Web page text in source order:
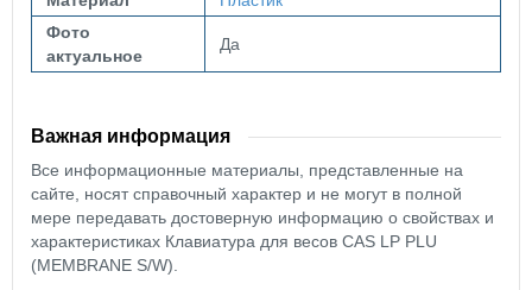
Фото
актуальное
Да
Важная информация
Все информационные материалы, представленные на
сайте, носят справочный характер и не могут в полной
мере передавать достоверную информацию о свойствах и
характеристиках Клавиатура для весов CAS LP PLU
(MEMBRANE S/W).